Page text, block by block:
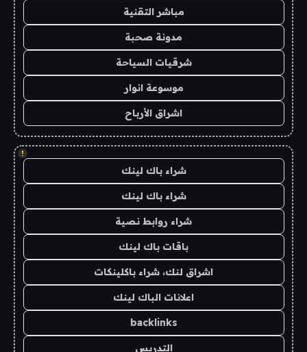
مباشر التقنية
مدونة صحبة
شرقيات السياحة
موسوعة انوار
اشراق الأرباح
!
شراء باك لينك
شراء باك لينك
شراء روابط نصية
باقات باك لينك
اشراق لنك، شراء باكلينكات
اعلانات الباك لينك
backlinks
التدريس